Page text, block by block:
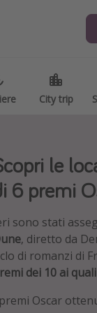
City trip
City trip
le
6 premi
sono stati
, diretto da
di romanzi di
dei 10 ai
Oscar